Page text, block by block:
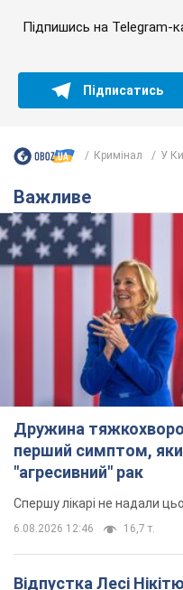
Підпишись на Telegram-
Підписатись
Кримінал У
Важливе
Дружина
перший симптом,
"агресивний" рак
Спершу лікарі не надали
6.08.2026 12:46 16,7 т.
Відпустка Лесі